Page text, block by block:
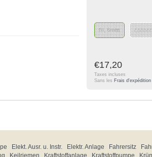
fil, 8mm
€17,20
Taxes incluses
Sans les Frais d'expédition
Elekt. Ausr. u. Instr. Elektr. Anlage Fahrersitz
Keilriemen Kraftstoffanlage Kraftstoffpumpe